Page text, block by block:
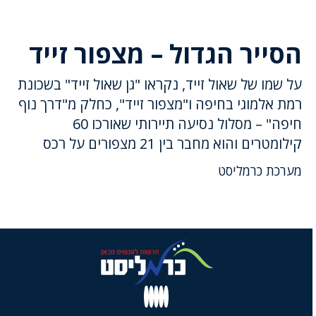
הסייר הגדול – מצפור זייד
על שמו של שאול זייד, נקראו "גן שאול זייד" בשכונת
רמת אלמוגי בחיפה ו"מצפור זייד", כחלק מ"דרך נוף
חיפה" – מסלול נסיעה תיירותי שאורכו 60
קילומטרים והוא מחבר בין 21 מצפורים על רכס
מערכת כרמליסט